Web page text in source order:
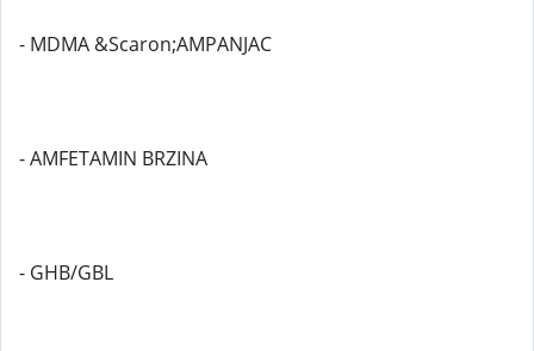
- MDMA &Scaron;AMPANJAC
- AMFETAMIN BRZINA
- GHB/GBL